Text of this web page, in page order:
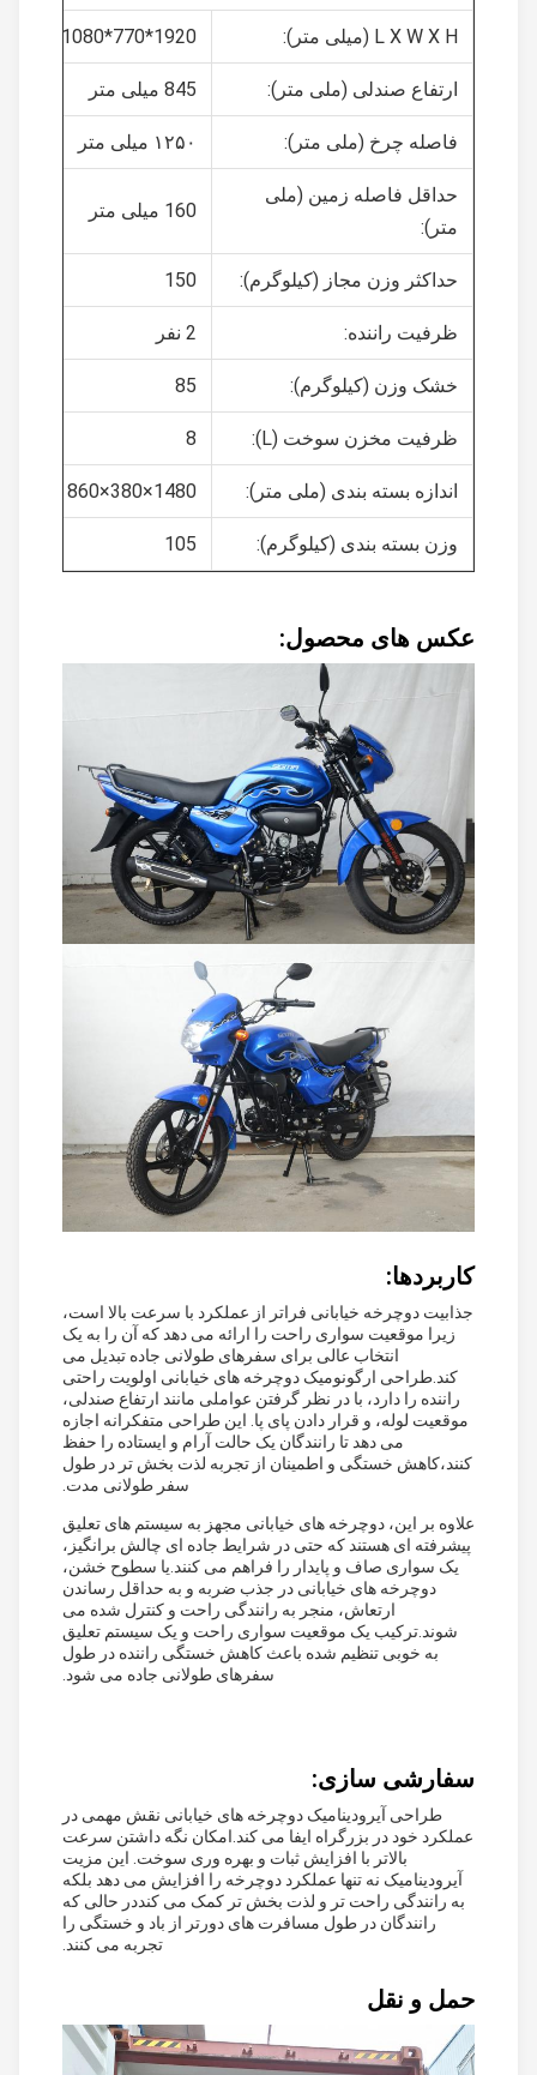
L X W X H (میلی متر): 1920*770*1080
ارتفاع صندلی (ملی متر):
فاصله چرخ (ملی متر): ۱۲۵۰ میلی متر
حداقل فاصله زمین (ملی
حداکثر وزن مجاز (کیلوگرم):
ظرفیت راننده:
خشک وزن (کیلوگرم):
ظرفیت مخزن سوخت (L):
اندازه بسته بندی (ملی متر): 1480×380×860
وزن بسته بندی (کیلوگرم):
عکس های محصول:
کاربردها:
جذابیت دوچرخه خیابانی فراتر از عملکرد با سرعت بالا است،
زیرا موقعیت سواری راحت را ارائه می دهد که آن را به یک
انتخاب عالی برای سفرهای طولانی جاده تبدیل می
کند.طراحی ارگونومیک دوچرخه های خیابانی اولویت راحتی
راننده را دارد، با در نظر گرفتن عواملی مانند ارتفاع صندلی،
موقعیت لوله، و قرار دادن پای پا. این طراحی متفکرانه اجازه
می دهد تا رانندگان یک حالت آرام و ایستاده را حفظ
کنند،کاهش خستگی و اطمینان از تجربه لذت بخش تر در طول
سفر طولانی مدت.
علاوه بر این، دوچرخه های خیابانی مجهز به سیستم های تعلیق
پیشرفته ای هستند که حتی در شرایط جاده ای چالش برانگیز،
یک سواری صاف و پایدار را فراهم می کنند.یا سطوح خشن،
دوچرخه های خیابانی در جذب ضربه و به حداقل رساندن
ارتعاش، منجر به رانندگی راحت و کنترل شده می
شوند.ترکیب یک موقعیت سواری راحت و یک سیستم تعلیق
به خوبی تنظیم شده باعث کاهش خستگی راننده در طول
سفرهای طولانی جاده می شود.
سفارشی سازی:
طراحی آیرودینامیک دوچرخه های خیابانی نقش مهمی در
عملکرد خود در بزرگراه ایفا می کند.امکان نگه داشتن سرعت
بالاتر با افزایش ثبات و بهره وری سوخت. این مزیت
آیرودینامیک نه تنها عملکرد دوچرخه را افزایش می دهد بلکه
به رانندگی راحت تر و لذت بخش تر کمک می کنددر حالی که
رانندگان در طول مسافرت های دورتر از باد و خستگی را
تجربه می کنند.
حمل و نقل